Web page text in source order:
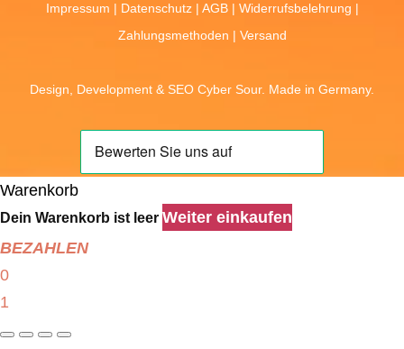
Impressum | Datenschutz| AGB| Widerrufsbelehrung |
Zahlungsmethoden | Versand
Design, Development & SEO Cyber Sour. Made in Germany.
Warenkorb
Dein Warenkorb ist leer Weiter einkaufen
BEZAHLEN
0
1